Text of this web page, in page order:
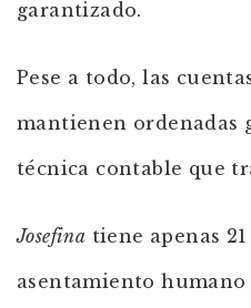
garantizado.
Pese a todo, las
mantienen ordenadas
técnica contable que
Josefina tiene apenas
asentamiento